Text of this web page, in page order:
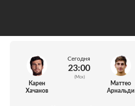
Карен
Хачанов
Сегодня
23:00
(Мск)
Маттео
Арнальди